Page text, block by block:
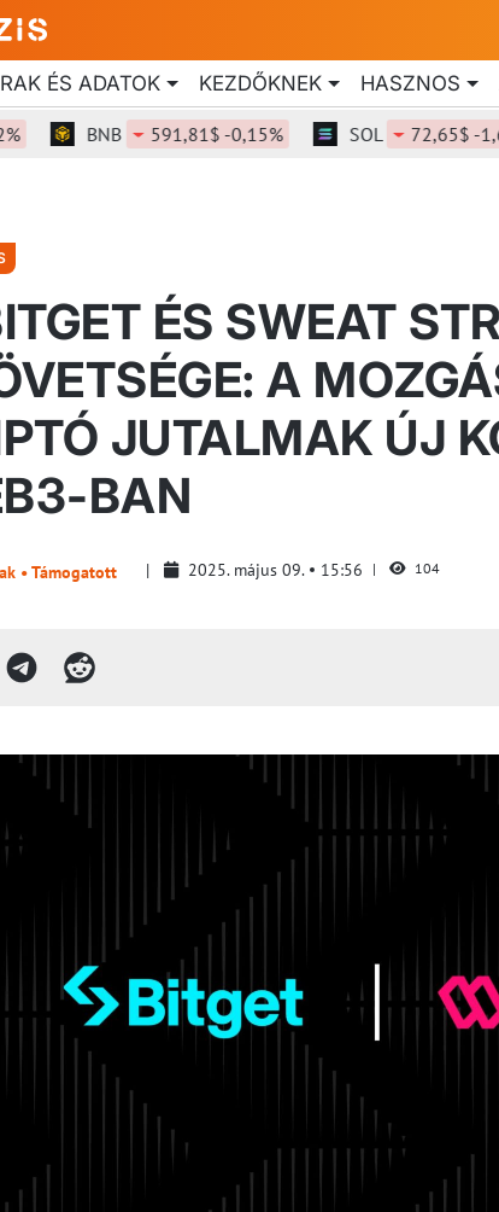
ÉS ADATOK KEZDŐKNEK HASZNOS
BNB 591,81$ -0,15% SOL 72,65$ -1,68%
ÉS SWEAT
A
JUTALMAK ÚJ
BAN
• Támogatott 2025. május 09. 15:56 104